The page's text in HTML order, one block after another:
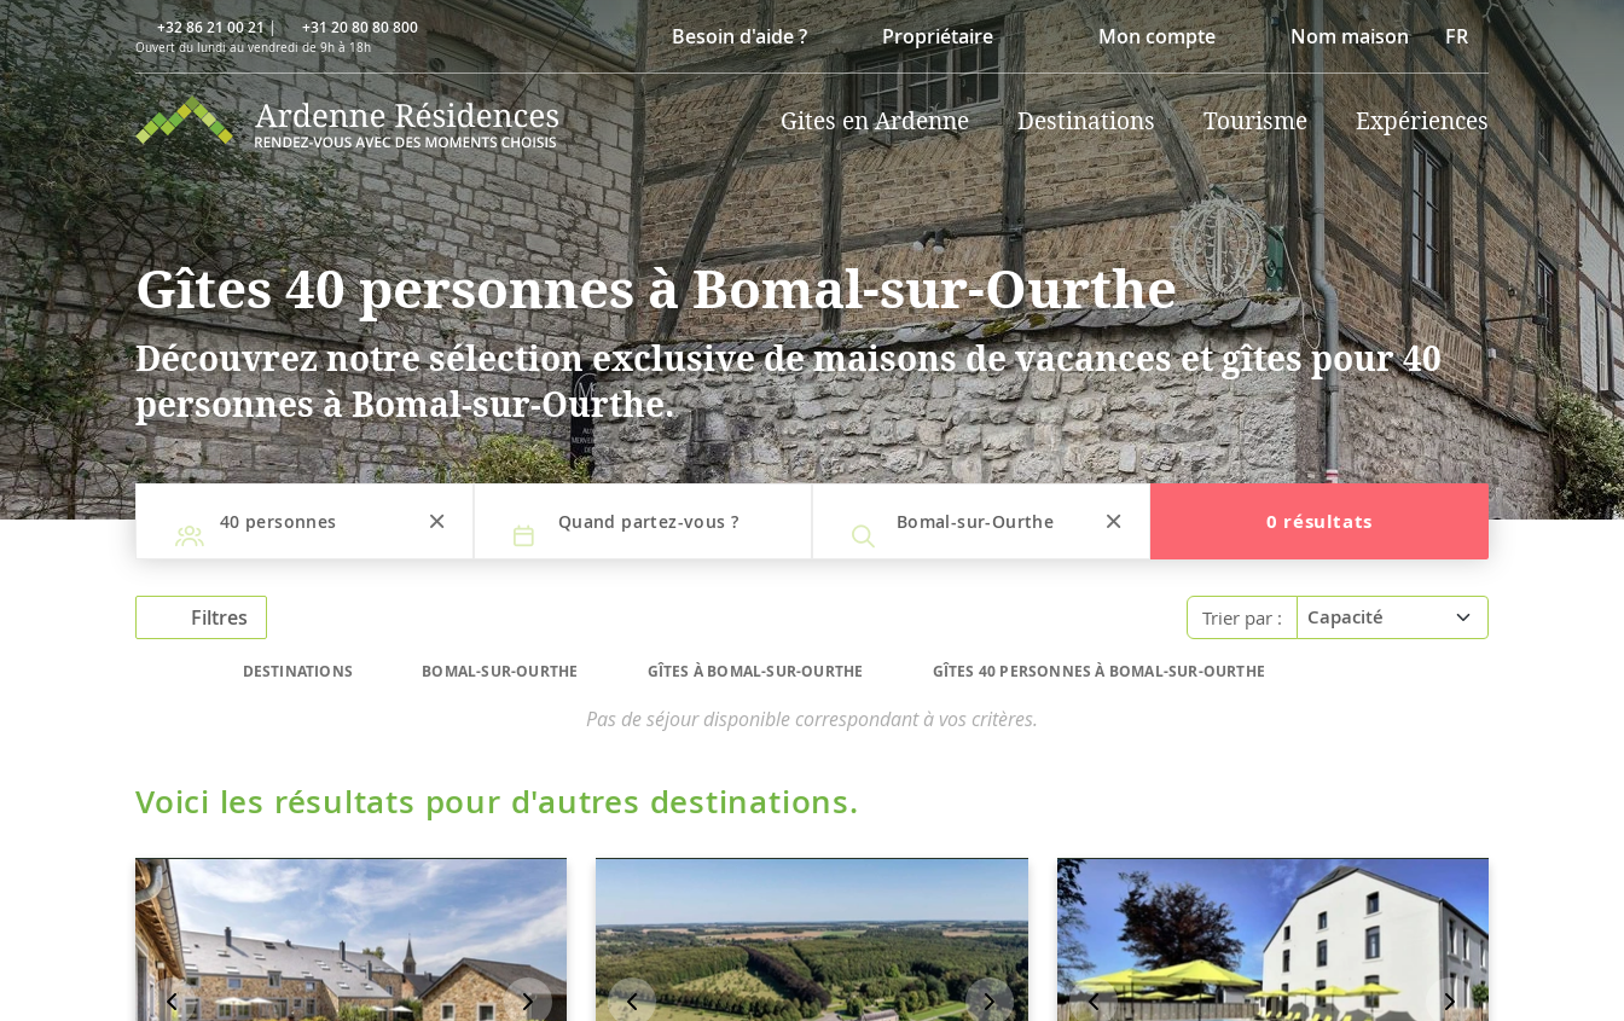
+32 86 21 00 21| +31 20 80 80 800
Ouvert du lundi au vendredi de 9h à 18h Besoin d'aide ? Propriétaire Mon compte Nom maison FR
Gites en Ardenne Destinations Tourisme Expériences
Gîtes 40 personnes à Bomal-sur-Ourthe
Découvrez notre sélection exclusive de maisons de vacances et gîtes pour 40
personnes à Bomal-sur-Ourthe.
40 personnes Quand partez-vous ? Bomal-sur-Ourthe 0 résultats
Filtres Trier par :
DESTINATIONS BOMAL-SUR-OURTHE GÎTES À BOMAL-SUR-OURTHE GÎTES 40 PERSONNES À BOMAL-SUR-OURTHE
Pas de séjour disponible correspondant à vos critères.
Voici les résultats pour d'autres destinations.